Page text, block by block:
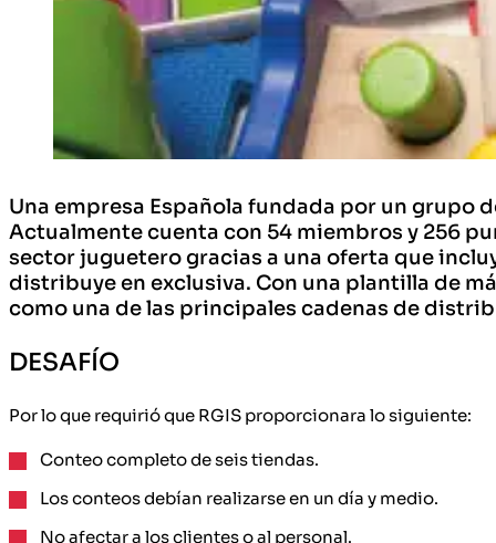
Una empresa Española fundada por un grupo
Actualmente cuenta con 54 miembros y 256
sector juguetero gracias a una oferta que
distribuye en exclusiva. Con una plantilla de
como una de las principales cadenas de
DESAFÍO
Por lo que requirió que RGIS proporcionara lo siguiente:
Conteo completo de seis tiendas.
Los conteos debían realizarse en un día y medio.
No afectar a los clientes o al personal.